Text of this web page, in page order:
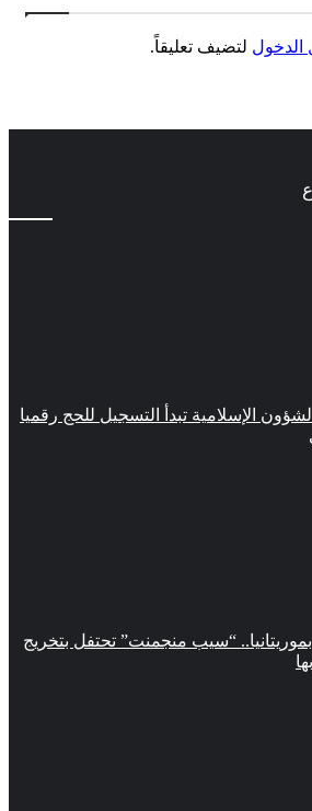
لتضيف تعليقاً.
الإسلامية تبدأ التسجيل للحج رقميا
“سيب منجمنت” تحتفل بتخريج